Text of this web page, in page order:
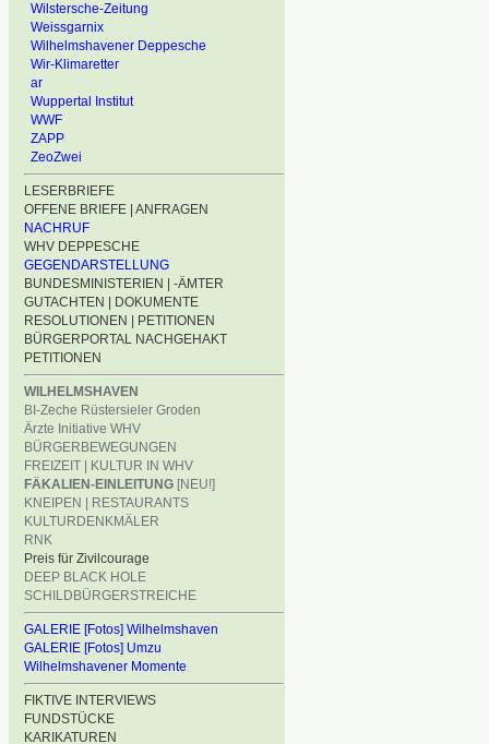
Wilstersche-Zeitung
Weissgarnix
Wilhelmshavener Deppesche
Wir-Klimaretter
ar
Wuppertal Institut
WWF
ZAPP
ZeoZwei
LESERBRIEFE
OFFENE BRIEFE | ANFRAGEN
NACHRUF
WHV DEPPESCHE
GEGENDARSTELLUNG
BUNDESMINISTERIEN | -ÄMTER
GUTACHTEN | DOKUMENTE
RESOLUTIONEN | PETITIONEN
BÜRGERPORTAL NACHGEHAKT
PETITIONEN
WILHELMSHAVEN
BI-Zeche Rüstersieler Groden
Ärzte Initiative WHV
BÜRGERBEWEGUNGEN
FREIZEIT | KULTUR IN WHV
FÄKALIEN-EINLEITUNG [NEU!]
KNEIPEN | RESTAURANTS
KULTURDENKMÄLER
RNK
Preis für Zivilcourage
DEEP BLACK HOLE
SCHILDBÜRGERSTREICHE
GALERIE [Fotos] Wilhelmshaven
GALERIE [Fotos] Umzu
Wilhelmshavener Momente
FIKTIVE INTERVIEWS
FUNDSTÜCKE
KARIKATUREN